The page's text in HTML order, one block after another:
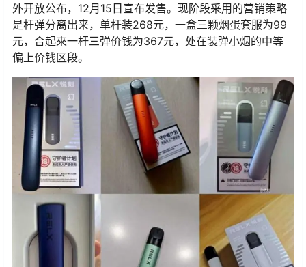
外开放公布，12月15日宣布发售。现阶段采用的营销策略
是杆弹分离出来，单杆装268元，一盒三颗烟蛋套服为99
元，合起來一杆三弹价钱为367元，处在装弹小烟的中等
偏上价钱区段。